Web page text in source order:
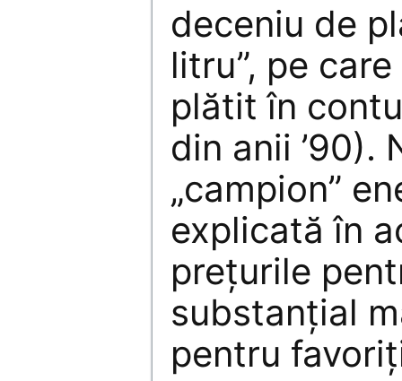
deceniu de
litru”, pe
plătit în
din anii ’90).
„campion”
explicată în
preţurile
substanţial
pentru